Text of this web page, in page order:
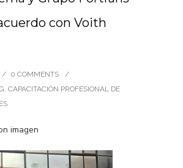
con Voith
/ 0 COMMENTS
/
CAPACITACIÓN PROFESIONAL DE